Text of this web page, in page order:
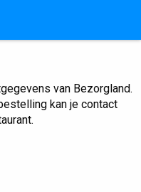
van Bezorgland.
kan je contact